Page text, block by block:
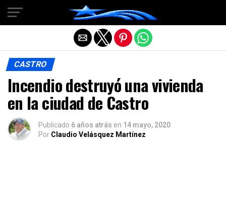
CASTRO
Incendio destruyó una vivienda
en la ciudad de Castro
Publicado 6 años atrás en 14 mayo, 2020
Por Claudio Velásquez Martínez
Salir de la versión móvil